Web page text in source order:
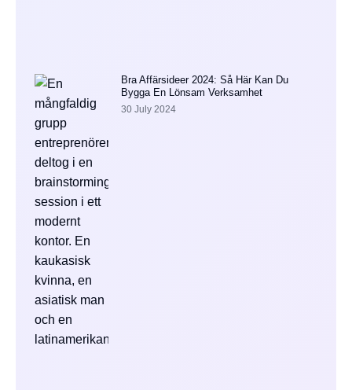
Bra Affärsideer 2024: Så Här Kan Du
Bygga En Lönsam Verksamhet
30 July 2024